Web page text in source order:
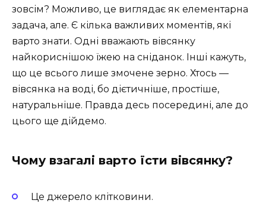
зовсім? Можливо, це виглядає як елементарна
задача, але. Є кілька важливих моментів, які
варто знати. Одні вважають вівсянку
найкориснішою їжею на сніданок. Інші кажуть,
що це всього лише змочене зерно. Хтось —
вівсянка на воді, бо дієтичніше, простіше,
натуральніше. Правда десь посередині, але до
цього ще дійдемо.
Чому взагалі варто їсти вівсянку?
Це джерело клітковини.